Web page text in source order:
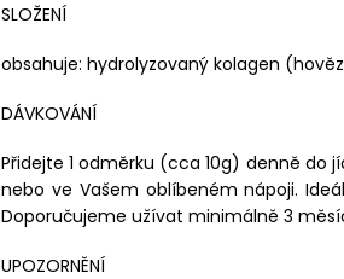
SLOŽENÍ
obsahuje: hydrolyzovaný kolagen
DÁVKOVÁNÍ
Přidejte 1 odměrku (cca 10g) denně do
nebo ve Vašem oblíbeném nápoji.
Doporučujeme užívat minimálně 3
UPOZORNĚNÍ